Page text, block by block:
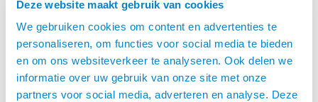
Deze website maakt gebruik van cookies
We gebruiken cookies om content en advertenties te
personaliseren, om functies voor social media te bieden
en om ons websiteverkeer te analyseren. Ook delen we
informatie over uw gebruik van onze site met onze
partners voor social media, adverteren en analyse. Deze
is een familiebedrijf uit IJsland. Rúnar Þór
Guðbrandsson en zijn vrouw Hulda Sóllilja
Aradóttir hebben het bedrijf in 2003 opgericht en
runnen het vanuit hun geboorteplaats
Mosfellsbær in Zuid-IJsland.